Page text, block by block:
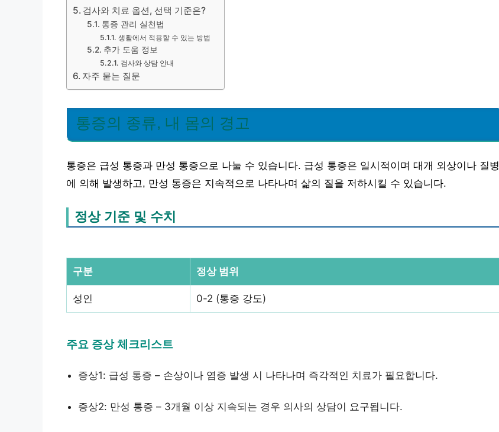
검사와 치료 옵션, 선택 기준은?
통증 관리 실천법
생활에서 적용할 수 있는 방법
추가 도움 정보
검사와 상담 안내
자주 묻는 질문
통증의 종류, 내 몸의 경고
통증은 급성 통증과 만성 통증으로 나눌 수 있습니다. 급성 통증은 일시적이며 대개 외상이나 질병
에 의해 발생하고, 만성 통증은 지속적으로 나타나며 삶의 질을 저하시킬 수 있습니다.
정상 기준 및 수치
구분 정상 범위
성인 0-2 (통증 강도)
주요 증상 체크리스트
증상1: 급성 통증 – 손상이나 염증 발생 시 나타나며 즉각적인 치료가 필요합니다.
증상2: 만성 통증 – 3개월 이상 지속되는 경우 의사의 상담이 요구됩니다.